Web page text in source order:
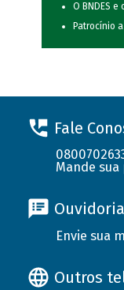
O BNDES
Patrocínio
Fale
Mande
Ouvidoria
Envie sua
Outros